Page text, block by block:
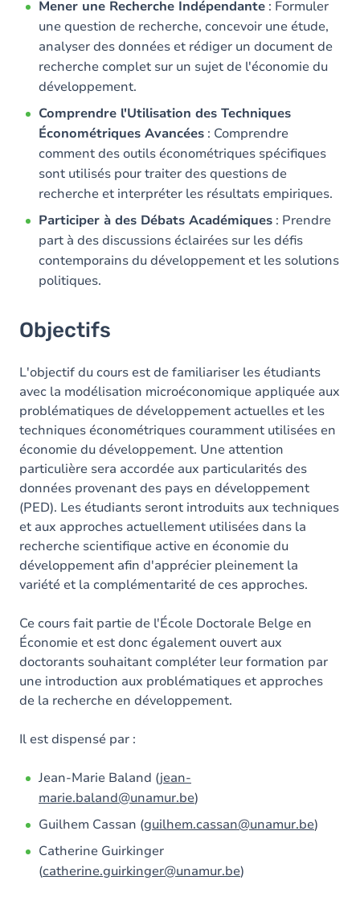
Mener une Recherche Indépendante : Formuler
une question de recherche, concevoir une étude,
analyser des données et rédiger un document de
recherche complet sur un sujet de l'économie du
développement.
Comprendre l'Utilisation des Techniques
Économétriques Avancées : Comprendre
comment des outils économétriques spécifiques
sont utilisés pour traiter des questions de
recherche et interpréter les résultats empiriques.
Participer à des Débats Académiques : Prendre
part à des discussions éclairées sur les défis
contemporains du développement et les solutions
politiques.
Objectifs
L'objectif du cours est de familiariser les étudiants
avec la modélisation microéconomique appliquée aux
problématiques de développement actuelles et les
techniques économétriques couramment utilisées en
économie du développement. Une attention
particulière sera accordée aux particularités des
données provenant des pays en développement
(PED). Les étudiants seront introduits aux techniques
et aux approches actuellement utilisées dans la
recherche scientifique active en économie du
développement afin d'apprécier pleinement la
variété et la complémentarité de ces approches.
Ce cours fait partie de l'École Doctorale Belge en
Économie et est donc également ouvert aux
doctorants souhaitant compléter leur formation par
une introduction aux problématiques et approches
de la recherche en développement.
Il est dispensé par :
Jean-Marie Baland (jean-
marie.baland@unamur.be)
Guilhem Cassan (guilhem.cassan@unamur.be)
Catherine Guirkinger
(catherine.guirkinger@unamur.be)